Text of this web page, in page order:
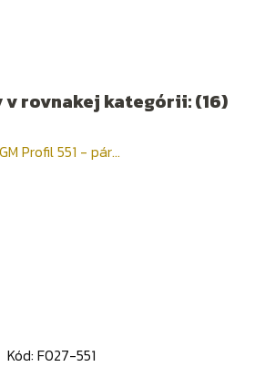
rovnakej kategórii: (16)
Kód: F027-551